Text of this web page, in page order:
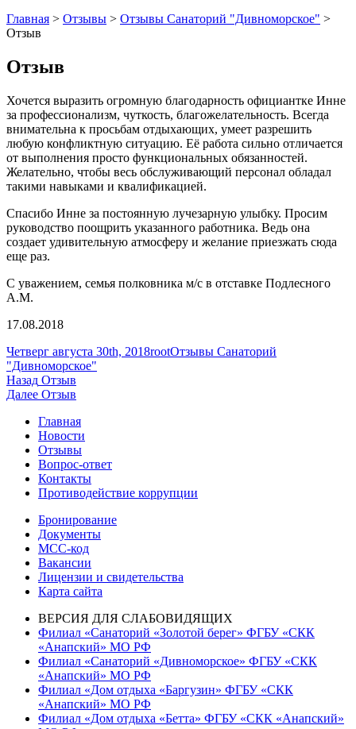
Главная > Отзывы > Отзывы Санаторий "Дивноморское" >
Отзыв
Отзыв
Хочется выразить огромную благодарность официантке Инне
за профессионализм, чуткость, благожелательность. Всегда
внимательна к просьбам отдыхающих, умеет разрешить
любую конфликтную ситуацию. Её работа сильно отличается
от выполнения просто функциональных обязанностей.
Желательно, чтобы весь обслуживающий персонал обладал
такими навыками и квалификацией.
Спасибо Инне за постоянную лучезарную улыбку. Просим
руководство поощрить указанного работника. Ведь она
создает удивительную атмосферу и желание приезжать сюда
еще раз.
С уважением, семья полковника м/с в отставке Подлесного
А.М.
17.08.2018
Опубликовано
Четверг августа 30th, 2018Автор
rootРубрики
Отзывы Санаторий
"Дивноморское"
Навигация
по
записям
Назад Предыдущая
запись:
Отзыв
Далее Следующая
Отзыв
Главная
Новости
Отзывы
Вопрос-ответ
Контакты
Противодействие коррупции
Бронирование
Документы
МСС-код
Вакансии
Лицензии и свидетельства
Карта сайта
ВЕРСИЯ ДЛЯ СЛАБОВИДЯЩИХ
Филиал «Санаторий «Золотой берег» ФГБУ «СКК
«Анапский» МО РФ
Филиал «Санаторий «Дивноморское» ФГБУ «СКК
«Анапский» МО РФ
Филиал «Дом отдыха «Баргузин» ФГБУ «СКК
«Анапский» МО РФ
Филиал «Дом отдыха «Бетта» ФГБУ «СКК «Анапский»